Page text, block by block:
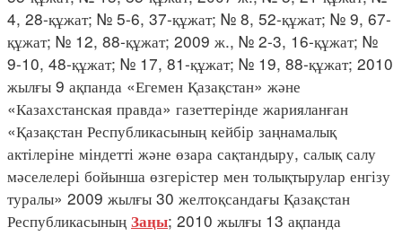
4, 28-құжат; № 5-6, 37-құжат; № 8, 52-құжат; № 9, 67-
құжат; № 12, 88-құжат; 2009 ж., № 2-3, 16-құжат; №
9-10, 48-құжат; № 17, 81-құжат; № 19, 88-құжат; 2010
жылғы 9 ақпанда «Егемен Қазақстан» және
«Казахстанская правда» газеттерінде жарияланған
«Қазақстан Республикасының кейбір заңнамалық
актілеріне міндетті және өзара сақтандыру, салық салу
мәселелері бойынша өзгерістер мен толықтырулар енгізу
туралы» 2009 жылғы 30 желтоқсандағы Қазақстан
Республикасының Заңы; 2010 жылғы 13 ақпанда